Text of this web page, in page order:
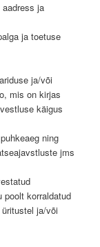
ja
ja toetuse
ja/või
mis on kirjas
käigus
ning
jms
poolt korraldatud
ja/või